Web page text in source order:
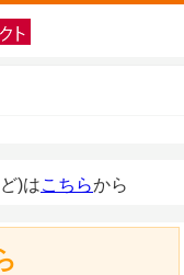
)はこちらから